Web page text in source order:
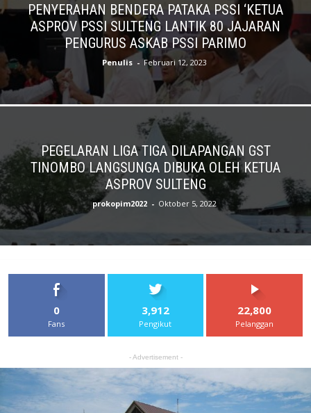
PENYERAHAN BENDERA PATAKA PSSI ‘KETUA
ASPROV PSSI SULTENG LANTIK 80 JAJARAN
PENGURUS ASKAB PSSI PARIMO
Penulis - Februari 12, 2023
PEGELARAN LIGA TIGA DILAPANGAN GST
TINOMBO LANGSUNGA DIBUKA OLEH KETUA
ASPROV SULTENG
prokopim2022 - Oktober 5, 2022
0
Fans
3,912
Pengikut
22,800
Pelanggan
- Advertisement -